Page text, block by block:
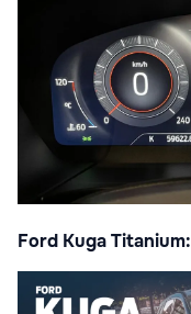
Ford Kuga Titanium: